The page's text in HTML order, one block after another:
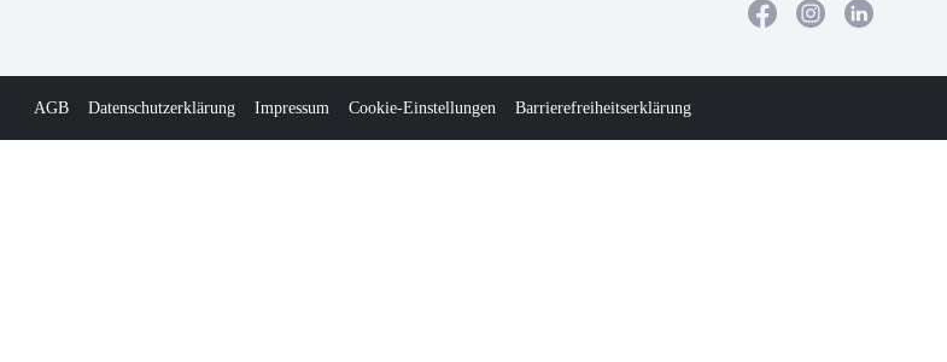
AGB Datenschutzerklärung Impressum Cookie-Einstellungen Barrierefreiheitserklärung